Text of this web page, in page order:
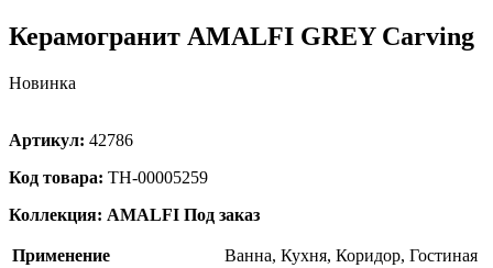
Керамогранит AMALFI GREY Carving
Новинка
Артикул: 42786
Код товара: ТН-00005259
Коллекция: AMALFI Под заказ
Применение
Ванна, Кухня, Коридор, Гостиная